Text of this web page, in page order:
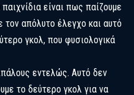
είναι πως παίζουμε
τον απόλυτο έλεγχο και αυτό
γκολ, που φυσιολογικά
εντελώς. Αυτό δεν
το δεύτερο γκολ για να